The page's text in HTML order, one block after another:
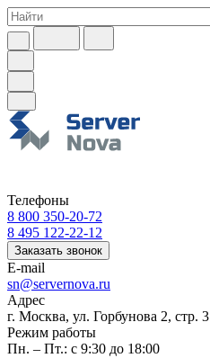
Телефоны
8 800 350-20-72
8 495 122-22-12
Заказать звонок
E-mail
sn@servernova.ru
Адрес
г. Москва, ул. Горбунова 2, стр. 3
Режим работы
Пн. – Пт.: с 9:30 до 18:00